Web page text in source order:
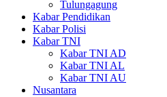
Tulungagung
Kabar Pendidikan
Kabar Polisi
Kabar TNI
Kabar TNI AD
Kabar TNI AL
Kabar TNI AU
Nusantara